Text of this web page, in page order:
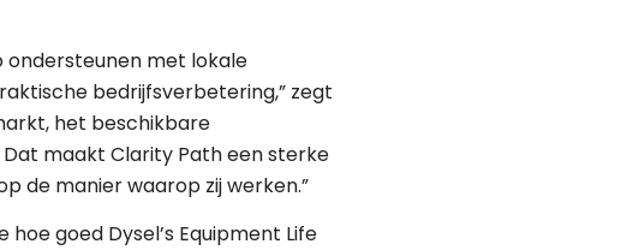
ondersteunen met lokale
bedrijfsverbetering,” zegt
het beschikbare
maakt Clarity Path een sterke
de manier waarop zij werken.”
goed Dysel’s Equipment Life